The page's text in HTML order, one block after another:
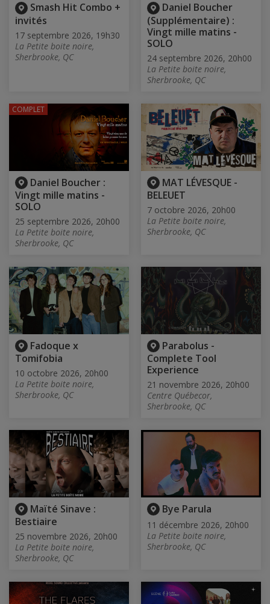
Smash Hit Combo +
invités
17 septembre 2026, 19h30
La Petite boite noire,
Sherbrooke, QC
Daniel Boucher
(Supplémentaire) :
Vingt mille matins -
SOLO
24 septembre 2026, 20h00
La Petite boite noire,
Sherbrooke, QC
Daniel Boucher :
Vingt mille matins -
SOLO
25 septembre 2026, 20h00
La Petite boite noire,
Sherbrooke, QC
COMPLET
MAT LÉVESQUE -
BELEUET
7 octobre 2026, 20h00
La Petite boite noire,
Sherbrooke, QC
Fadoque x
Tomifobia
10 octobre 2026, 20h00
La Petite boite noire,
Sherbrooke, QC
Parabolus -
Complete Tool
Experience
21 novembre 2026, 20h00
Centre Québecor,
Sherbrooke, QC
Maïté Sinave :
Bestiaire
25 novembre 2026, 20h00
La Petite boite noire,
Sherbrooke, QC
Bye Parula
11 décembre 2026, 20h00
La Petite boite noire,
Sherbrooke, QC